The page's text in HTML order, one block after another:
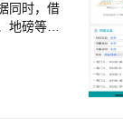
同时，借
磅等物